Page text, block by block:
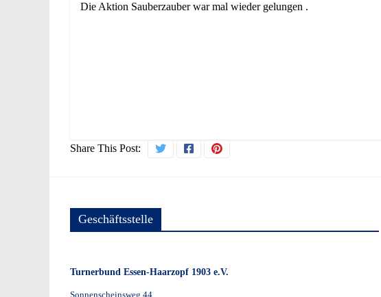
Die Aktion Sauberzauber war mal wieder gelungen .
Share This Post:
Geschäftsstelle
Turnerbund Essen-Haarzopf 1903 e.V.
Sonnenscheinsweg 44